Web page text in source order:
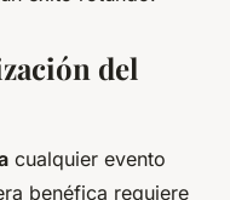
del
cualquier evento
benéfica requiere